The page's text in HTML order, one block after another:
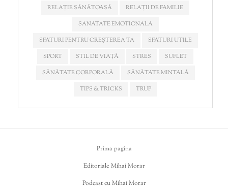
RELAȚIE SĂNĂTOASĂ
RELAȚII DE FAMILIE
SANATATE EMOTIONALA
SFATURI PENTRU CREȘTEREA TA
SFATURI UTILE
SPORT
STIL DE VIAȚĂ STRES
SUFLET
SĂNĂTATE CORPORALĂ
SĂNĂTATE MINTALĂ
TIPS & TRICKS
TRUP
Prima pagina
Editoriale Mihai Morar
Podcast cu Mihai Morar